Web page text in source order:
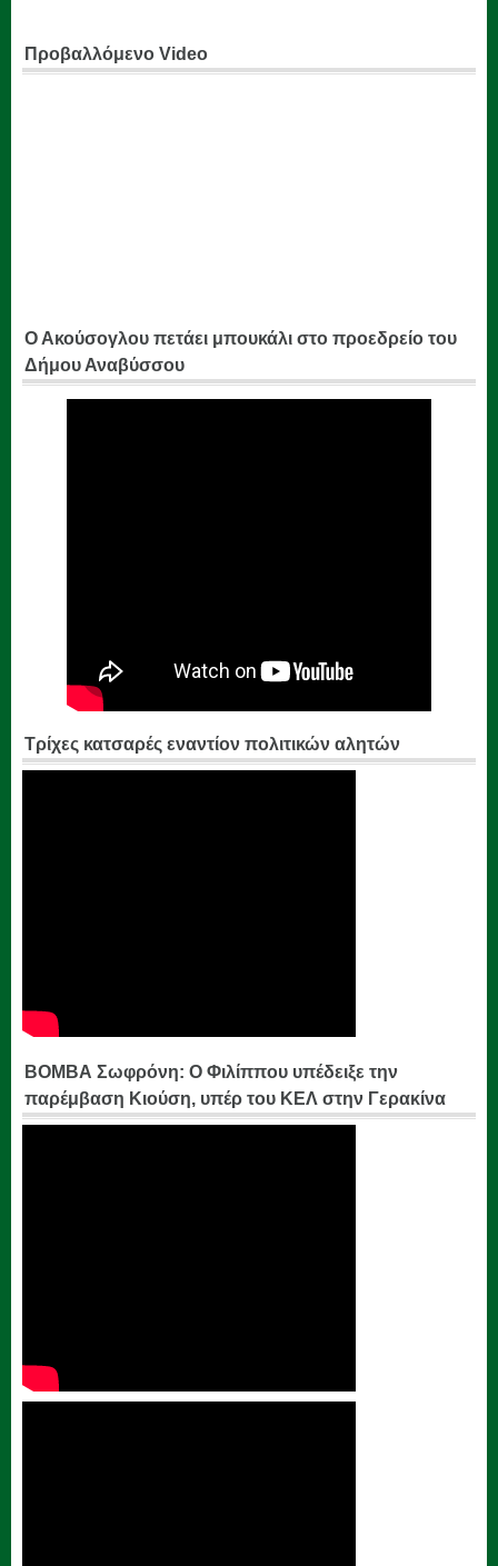
Προβαλλόμενο Video
Ο Ακούσογλου πετάει μπουκάλι στο προεδρείο του
Δήμου Αναβύσσου
Τρίχες κατσαρές εναντίον πολιτικών αλητών
ΒΟΜΒΑ Σωφρόνη: Ο Φιλίππου υπέδειξε την
παρέμβαση Κιούση, υπέρ του ΚΕΛ στην Γερακίνα